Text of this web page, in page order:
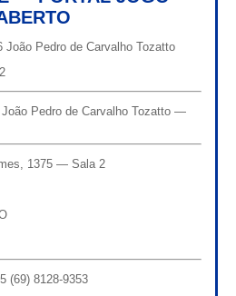
João Pedro de Carvalho Tozatto
João Pedro de Carvalho Tozatto —
1375 — Sala 2
(69) 8128-9353